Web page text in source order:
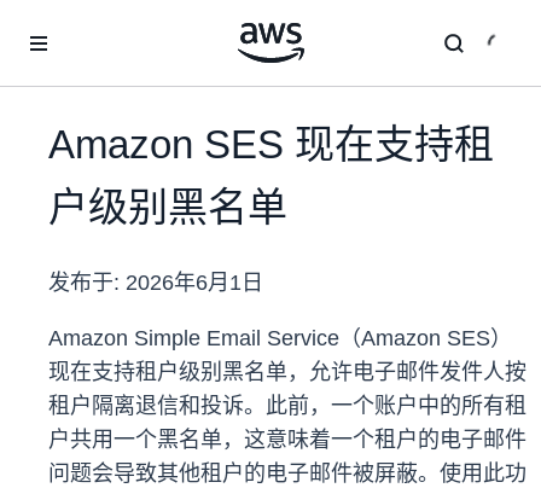
Amazon SES 现在支持租
户级别黑名单
发布于: 2026年6月1日
Amazon Simple Email Service（Amazon SES）
现在支持租户级别黑名单，允许电子邮件发件人按
租户隔离退信和投诉。此前，一个账户中的所有租
户共用一个黑名单，这意味着一个租户的电子邮件
问题会导致其他租户的电子邮件被屏蔽。使用此功